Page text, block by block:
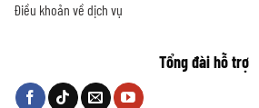
Điều khoản về dịch vụ
Tổng đài hỗ trợ